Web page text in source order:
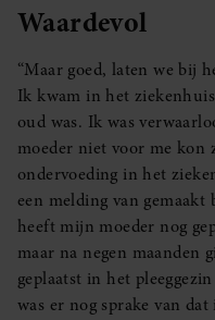
Waardevol
“Maar goed, laten we bij
Ik kwam in het
oud was. Ik was
moeder niet voor me kon
ondervoeding in het
een melding van
heeft mijn moeder nog
maar na negen maanden
geplaatst in het
was er nog sprake van